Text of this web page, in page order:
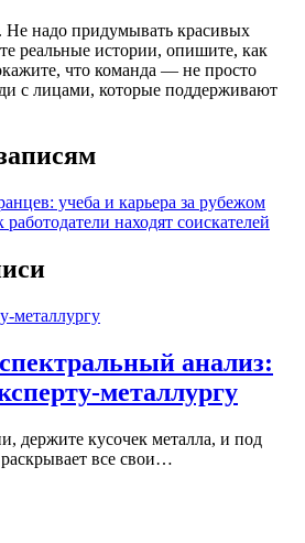
Не надо придумывать красивых
реальные истории, опишите, как
что команда — не просто
с лицами, которые поддерживают
учеба и карьера за рубежом
находят соискателей
анализ:
металлургу
держите кусочек металла, и под
все свои…